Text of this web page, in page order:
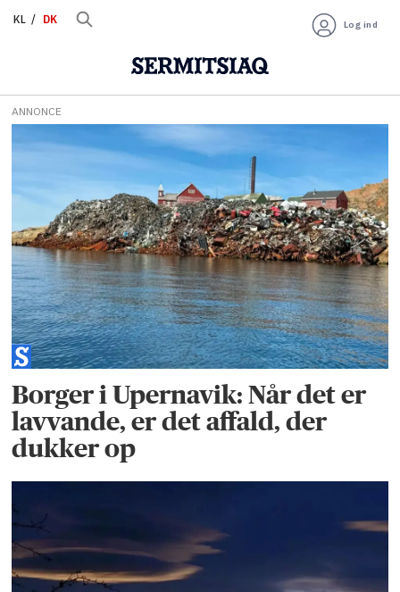
KL DK Log ind
Tag:
sundhed
ANNONCE
Borger i Upernavik: Når det er
lavvande, er det affald, der
dukker op